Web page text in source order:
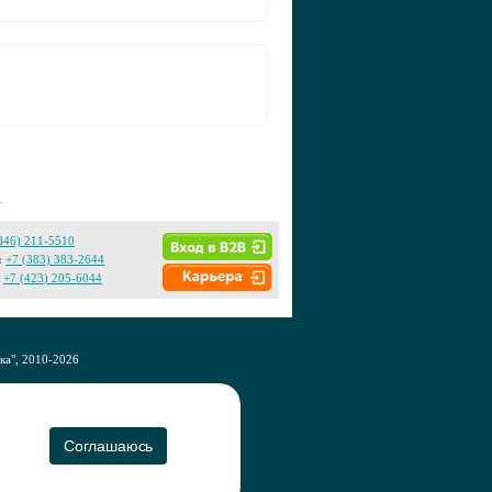
211-5510
+7 (383) 383-2644
+7 (423) 205-6044
2010-2026
Соглашаюсь